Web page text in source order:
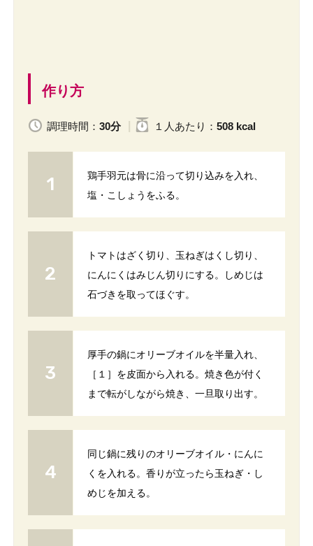
作り方
調理時間： 30分 １人 あたり ： 508 kcal
鶏手羽元は骨に沿って切り込みを入れ、
塩・こしょうをふる。
トマトはざく切り、玉ねぎはくし切り、
にんにくはみじん切りにする。しめじは
石づきを取ってほぐす。
厚手の鍋にオリーブオイルを半量入れ、
［１］を皮面から入れる。焼き色が付く
まで転がしながら焼き、一旦取り出す。
同じ鍋に残りのオリーブオイル・にんに
くを入れる。香りが立ったら玉ねぎ・し
めじを加える。